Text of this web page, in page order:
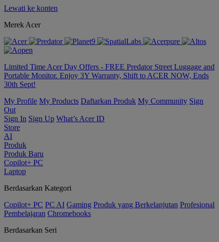
Lewati ke konten
Merek Acer
Limited Time Acer Day Offers - FREE Predator Street Luggage and
Portable Monitor. Enjoy 3Y Warranty, Shift to ACER NOW, Ends
30th Sept!
My Profile My Products Daftarkan Produk My Community Sign
Out
Sign In Sign Up What’s Acer ID
Store
AI
Produk
Produk Baru
Copilot+ PC
Laptop
Berdasarkan Kategori
Copilot+ PC PC AI Gaming Produk yang Berkelanjutan Profesional
Pembelajaran Chromebooks
Berdasarkan Seri